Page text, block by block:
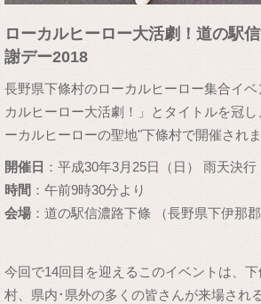
ローカルヒーロー大活劇！道の駅
謝デー2018
長野県下條村のローカルヒーロー集合イ
カルヒーロー大活劇！」とタイトルを冠し
ーカルヒーローの聖地"下條村で開催されま
開催日 ：平成30年3月25日（日） 雨天決行
時間 ：午前9時30分より
会場 ：道の駅信濃路下條 （長野県下伊那郡
今回で14回目を迎えるこのイベントは、
村、県内･県外の多くの皆さんが来場され